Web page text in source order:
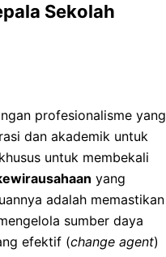
Sekolah
profesionalisme yang
dan akademik untuk
untuk membekali
yang
adalah memastikan
sumber daya
efektif (change agent)